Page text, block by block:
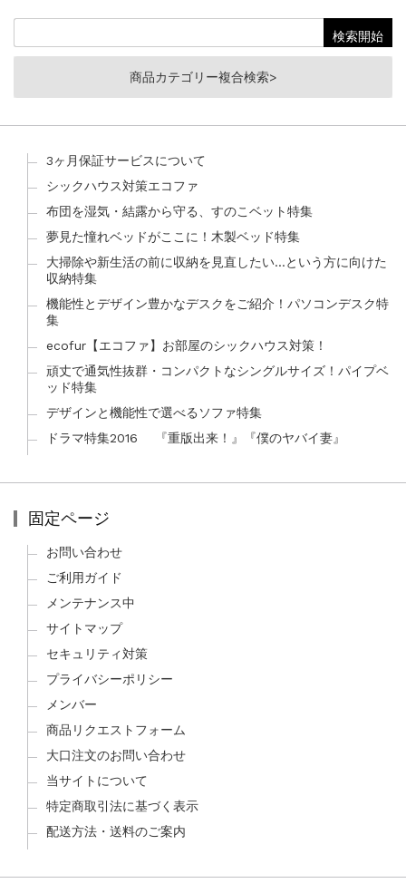
商品カテゴリー複合検索>
3ヶ月保証サービスについて
シックハウス対策エコファ
布団を湿気・結露から守る、すのこベット特集
夢見た憧れベッドがここに！木製ベッド特集
大掃除や新生活の前に収納を見直したい…という方に向けた
収納特集
機能性とデザイン豊かなデスクをご紹介！パソコンデスク特
集
ecofur【エコファ】お部屋のシックハウス対策！
頑丈で通気性抜群・コンパクトなシングルサイズ！パイプベ
ッド特集
デザインと機能性で選べるソファ特集
ドラマ特集2016 『重版出来！』『僕のヤバイ妻』
固定ページ
お問い合わせ
ご利用ガイド
メンテナンス中
サイトマップ
セキュリティ対策
プライバシーポリシー
メンバー
商品リクエストフォーム
大口注文のお問い合わせ
当サイトについて
特定商取引法に基づく表示
配送方法・送料のご案内